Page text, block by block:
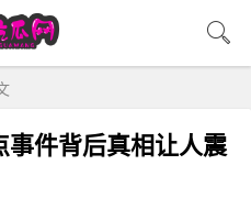
件背后真相让人震